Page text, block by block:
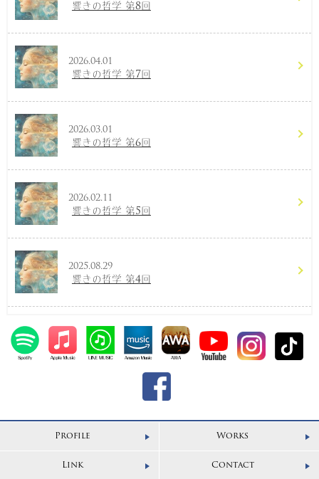
響きの哲学 第8回
2026.04.01
響きの哲学 第7回
2026.03.01
響きの哲学 第6回
2026.02.11
響きの哲学 第5回
2025.08.29
響きの哲学 第4回
Profile Works
Link Contact